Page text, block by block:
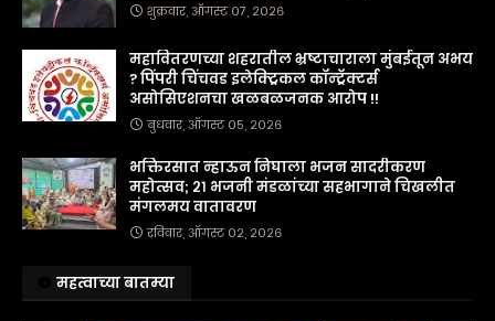
शुक्रवार, ऑगस्ट ०७, २०२६
महावितरणच्या शहरातील भ्रष्टाचाराला मुंबईतून अभय
? पिंपरी चिंचवड इलेक्ट्रिकल कॉन्ट्रॅक्टर्स
असोसिएशनचा खळबळजनक आरोप !!
बुधवार, ऑगस्ट ०५, २०२६
भक्तिरसात न्हाऊन निघाला भजन सादरीकरण
महोत्सव; २१ भजनी मंडळांच्या सहभागाने चिखलीत
मंगलमय वातावरण
रविवार, ऑगस्ट ०२, २०२६
महत्वाच्या बातम्या